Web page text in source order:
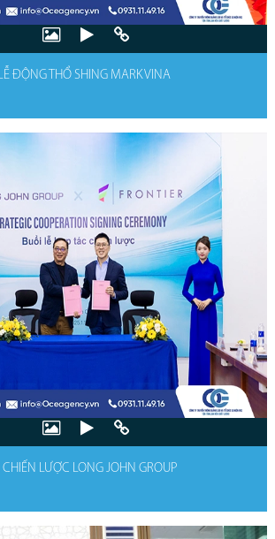
ĐỘNG THỔ SHING MARK VINA
CHIẾN LƯỢC LONG JOHN GROUP